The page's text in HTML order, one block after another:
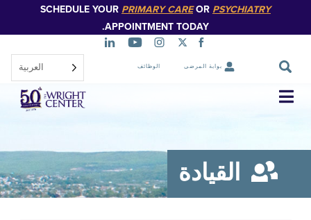
الرئيسي
SCHEDULE YOURPRIMARY CAREOR
APPOINTMENT TODAY.
بوابة المرضى الوظائف العربية‏
تخطي
التنقل
القيادة